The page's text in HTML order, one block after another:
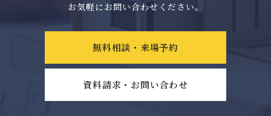
お気軽にお問い合わせください。
無料相談・来場予約
資料請求・お問い合わせ